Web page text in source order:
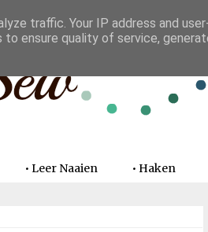
• Leer Naaien • Haken
traffic. Your IP address and
ensure quality of service,